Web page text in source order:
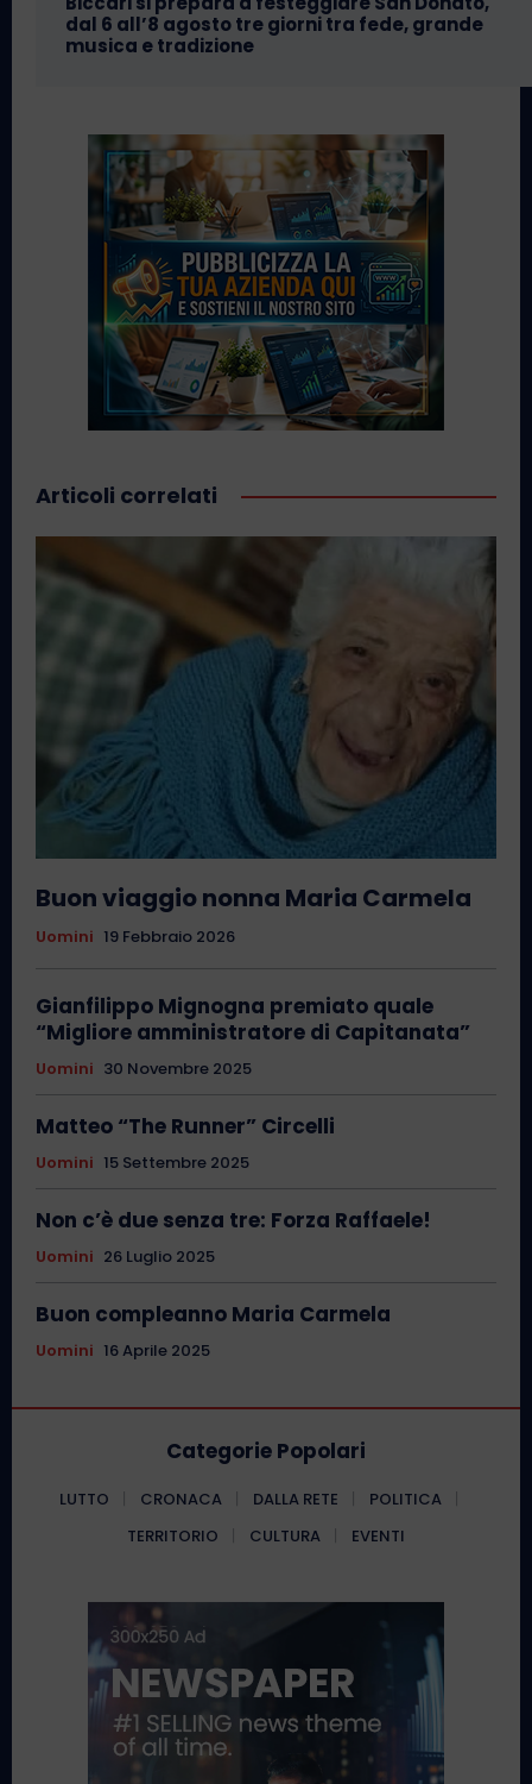
dal 6 all’8 agosto tre giorni tra fede, grande
musica e tradizione
Articoli correlati
Buon viaggio nonna Maria Carmela
Uomini 19 Febbraio 2026
Gianfilippo Mignogna premiato quale
“Migliore amministratore di Capitanata”
Uomini 30 Novembre 2025
Matteo “The Runner” Circelli
Uomini 15 Settembre 2025
Non c’è due senza tre: Forza Raffaele!
Uomini 26 Luglio 2025
Buon compleanno Maria Carmela
Uomini 16 Aprile 2025
Categorie Popolari
LUTTO CRONACA DALLA RETE
POLITICA
TERRITORIO
CULTURA EVENTI